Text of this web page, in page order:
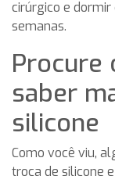
cirúrgico e
semanas.
Procure
saber
silicone
Como você viu,
troca de silicone